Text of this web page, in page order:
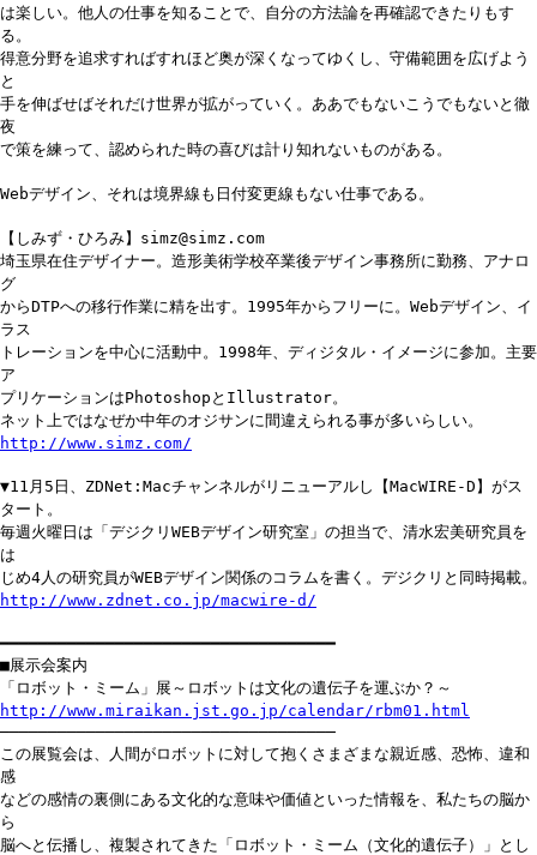
は楽しい。他人の仕事を知ることで、自分の方法論を再確認できたりもす
る。
得意分野を追求すればすれほど奥が深くなってゆくし、守備範囲を広げよう
と
手を伸ばせばそれだけ世界が拡がっていく。ああでもないこうでもないと徹
夜
で策を練って、認められた時の喜びは計り知れないものがある。
Webデザイン、それは境界線も日付変更線もない仕事である。
【しみず・ひろみ】simz@simz.com
埼玉県在住デザイナー。造形美術学校卒業後デザイン事務所に勤務、アナロ
グ
からDTPへの移行作業に精を出す。1995年からフリーに。Webデザイン、イ
ラス
トレーションを中心に活動中。1998年、ディジタル・イメージに参加。主要
ア
プリケーションはPhotoshopとIllustrator。
ネット上ではなぜか中年のオジサンに間違えられる事が多いらしい。
http://www.simz.com/
▼11月5日、ZDNet:Macチャンネルがリニューアルし【MacWIRE-D】がス
タート。
毎週火曜日は「デジクリWEBデザイン研究室」の担当で、清水宏美研究員を
は
じめ4人の研究員がWEBデザイン関係のコラムを書く。デジクリと同時掲載。
http://www.zdnet.co.jp/macwire-d/
━━━━━━━━━━━━━━━━━━━━━━━━━━━━━━━━━━━
■展示会案内
「ロボット・ミーム」展～ロボットは文化の遺伝子を運ぶか？～
http://www.miraikan.jst.go.jp/calendar/rbm01.html
───────────────────────────────────
この展覧会は、人間がロボットに対して抱くさまざまな親近感、恐怖、違和
感
などの感情の裏側にある文化的な意味や価値といった情報を、私たちの脳か
ら
脳へと伝播し、複製されてきた「ロボット・ミーム（文化的遺伝子）」とし